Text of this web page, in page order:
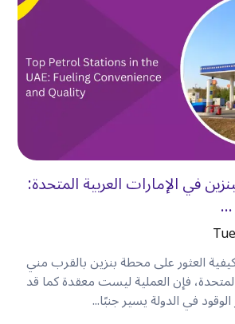
مكان ملائم للإقامة — إنها واحدة
لاستكشاف كل ما تقدمه
سيارة في الكرامة المرونة
الشهيرة والأحياء المحلية
التجارية والكنوز الخفية
مواصلات ثابتة
أو مع العائلة أو في رحلة
الخاصة يغير طريقة
فبدلاً من مجرد زيارة دبي، ستتمتع
بالطريقة التي تريدها
في الإمارات العربية المتحدة:
العثور على محطة بنزين بالقرب مني
فإن العملية ليست معقدة كما قد
في الدولة يسير جنبًا...